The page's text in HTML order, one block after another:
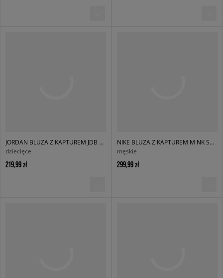
JORDAN BLUZA Z KAPTUREM JDB MJ BROOKLYN FLC PO BOY
dziecięce
219,99 zł
NIKE BLUZA Z KAPTUREM M NK SOLO BB PO HD CONCEPT
męskie
299,99 zł